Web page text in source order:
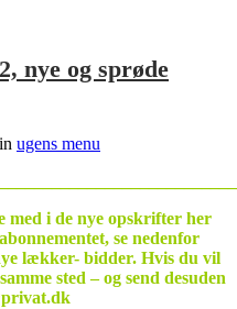
nye og sprøde
ugens menu
med i de nye opskrifter her
se nedenfor
lækker- bidder. Hvis du vil
sted – og send desuden